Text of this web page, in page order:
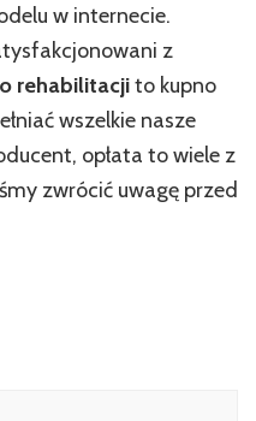
w internecie.
z
rehabilitacjito kupno
wszelkie nasze
opłata to wiele z
zwrócić uwagę przed